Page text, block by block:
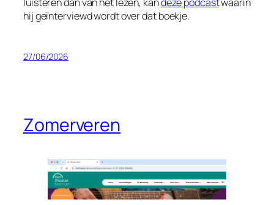
hij geïnterviewd wordt over dat boekje.
27/06/2026
Zomerveren